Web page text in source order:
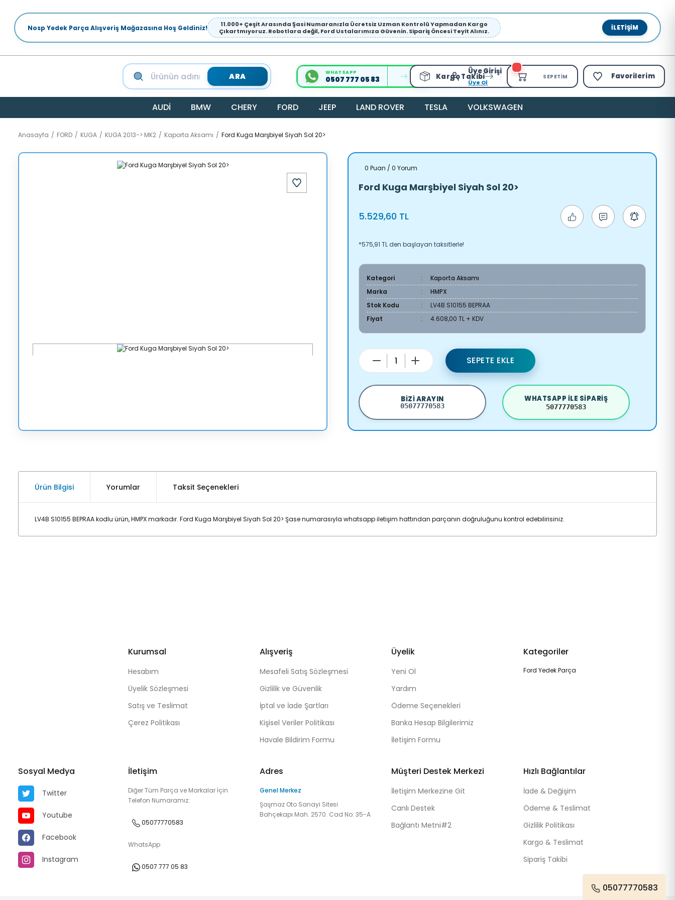
Nosp Yedek Parça Alışveriş Mağazasına Hoş Geldiniz!
11.000+ Çeşit Arasında Şasi Numaranızla Ücretsiz Uzman Kontrolü Yapmadan Kargo
Çıkartmıyoruz. Robotlara değil, Ford Ustalarımıza Güvenin. Sipariş Öncesi Teyit Alınız.
İLETIŞIM
ARA WHATSAPP
0507 777 05 83 Kargo Takibi
Üye Girişi
Üye Ol
SEPETIM Favorilerim
AUDİ BMW CHERY FORD JEEP LAND ROVER TESLA VOLKSWAGEN
Anasayfa FORD KUGA KUGA 2013-> MK2 Kaporta Aksamı Ford Kuga Marşbiyel Siyah Sol 20>
0 Puan / 0 Yorum
Ford Kuga Marşbiyel Siyah Sol 20>
5.529,60 TL
*575,91 TL den başlayan taksitlerle!
Kategori
Kaporta Aksamı
Marka
HMPX
Stok Kodu
LV4B S10155 BEPRAA
Fiyat
4.608,00 TL + KDV
SEPETE EKLE
BIZI ARAYIN
05077770583
WHATSAPP ILE SIPARIŞ
5077770583
Ürün Bilgisi Yorumlar Taksit Seçenekleri
LV4B S10155 BEPRAA kodlu ürün, HMPX markadır. Ford Kuga Marşbiyel Siyah Sol 20> Şase numarasıyla whatsapp iletişim hattından parçanın doğruluğunu kontrol edebilirisiniz.
Kurumsal
Hesabım
Üyelik Sözleşmesi
Satış ve Teslimat
Çerez Politikası
Alışveriş
Mesafeli Satış Sözleşmesi
Gizlilik ve Güvenlik
İptal ve İade Şartları
Kişisel Veriler Politikası
Havale Bildirim Formu
Üyelik
Yeni Ol
Yardım
Ödeme Seçenekleri
Banka Hesap Bilgilerimiz
İletişim Formu
Kategoriler
Ford Yedek Parça
Sosyal Medya
Twitter
Youtube
Facebook
Instagram
İletişim
Diğer Tüm Parça ve Markalar İçin
Telefon Numaramız:
05077770583
WhatsApp
0507 777 05 83
Adres
Genel Merkez
Şaşmaz Oto Sanayi Sitesi
Bahçekapı Mah. 2570. Cad No: 35-A
Müşteri Destek Merkezi
İletişim Merkezine Git
Canlı Destek
Bağlantı Metni#2
Hızlı Bağlantılar
İade & Değişim
Ödeme & Teslimat
Gizlilik Politikası
Kargo & Teslimat
Sipariş Takibi
05077770583